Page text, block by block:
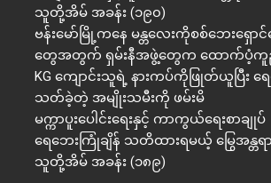
သူတို့အိမ် အခန်း (၁၉၀)
ဗန်းမော်မြို့ကနေ မန္တလေးကိုစစ်ဘေးရှေ
တွေအတွက် ရှမ်းနီအဖွဲ့တွေက ထောက်ပံ့
KG ကျောင်းသူရဲ့ နားကပ်ကိုဖြုတ်ယူပြီး
သတ်ခဲ့တဲ့ အမျိုးသမီးကို ဖမ်းမိ
မက္ကာပူးပေါင်းရေးနှင့် ကာကွယ်ရေးစာချုပ်
ရေဘေးကြုံချိန် သတိထားရမယ့် မြွေအန္တ
သူတို့အိမ် အခန်း (၁၈၉)